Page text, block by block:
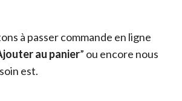
à passer commande en ligne
au panier” ou encore nous
est.